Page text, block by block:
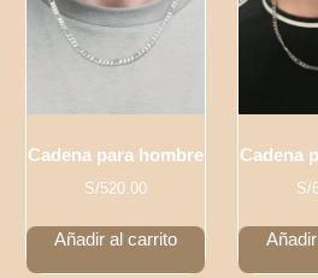
Cadena para hombre
S/520.00
Añadir al carrito
Cadena
S/